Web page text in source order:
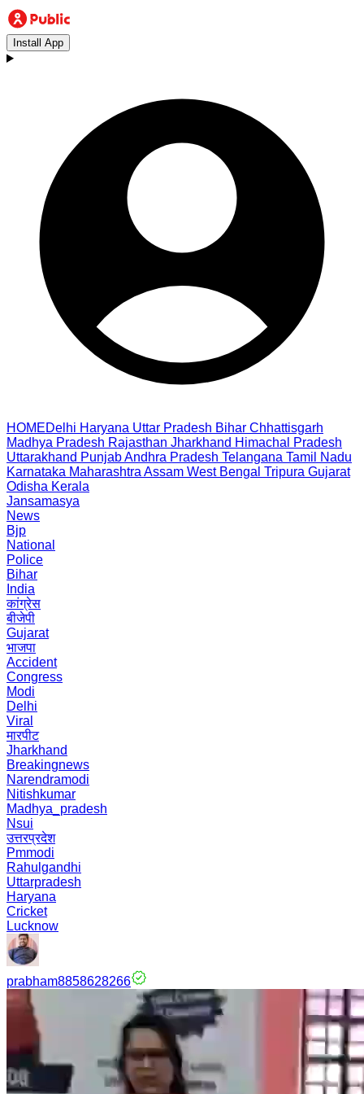
Install App
HOMEDelhi Haryana Uttar Pradesh Bihar Chhattisgarh
Madhya Pradesh Rajasthan Jharkhand Himachal Pradesh
Uttarakhand PunjabAndhra Pradesh Telangana Tamil Nadu
Karnataka Maharashtra Assam West Bengal Tripura Gujarat
Odisha Kerala
Jansamasya
News
Bjp
National
Police
Bihar
India
कांग्रेस
बीजेपी
Gujarat
भाजपा
Accident
Congress
Modi
Delhi
Viral
मारपीट
Jharkhand
Breakingnews
Narendramodi
Nitishkumar
Madhya_pradesh
Nsui
उत्तरप्रदेश
Pmmodi
Rahulgandhi
Uttarpradesh
Haryana
Cricket
Lucknow
prabham8858628266